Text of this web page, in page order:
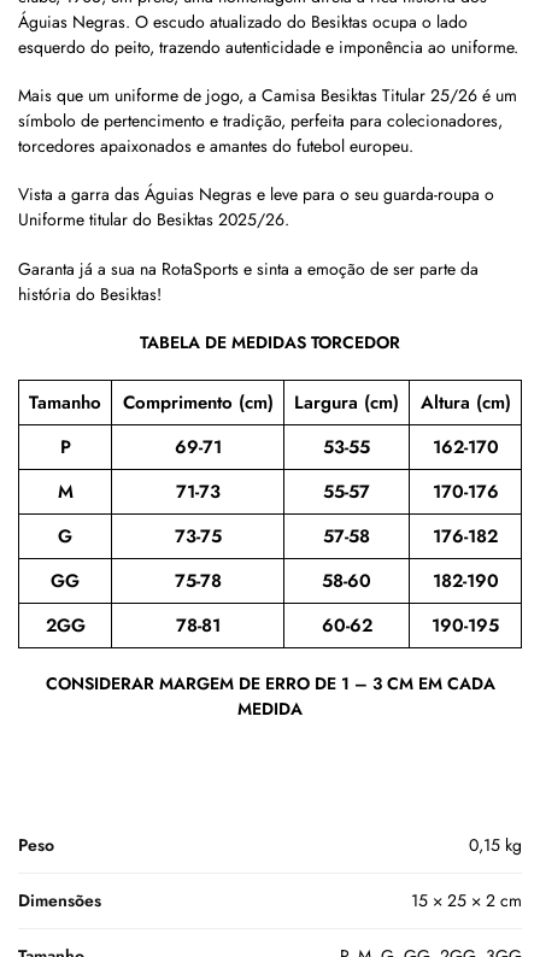
Águias Negras. O escudo atualizado do Besiktas ocupa o lado
esquerdo do peito, trazendo autenticidade e imponência ao uniforme.
Mais que um uniforme de jogo, a Camisa Besiktas Titular 25/26 é um
símbolo de pertencimento e tradição, perfeita para colecionadores,
torcedores apaixonados e amantes do futebol europeu.
Vista a garra das Águias Negras e leve para o seu guarda-roupa o
Uniforme titular do Besiktas 2025/26.
Garanta já a sua na RotaSports e sinta a emoção de ser parte da
história do Besiktas!
TABELA DE MEDIDAS TORCEDOR
Tamanho Comprimento (cm) Largura (cm)
Altura (cm)
P
69-71 53-55
162-170
M
71-73 55-57
170-176
G
73-75 57-58
176-182
GG
75-78 58-60
182-190
2GG
78-81 60-62 190-195
CONSIDERAR MARGEM DE ERRO DE 1 – 3 CM EM CADA
MEDIDA
Peso 0,15 kg
Dimensões 15 × 25 × 2 cm